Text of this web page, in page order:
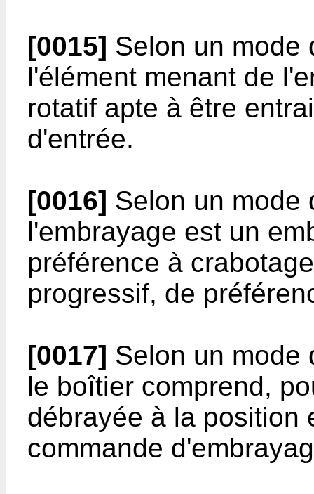
[0015] Selon un mode
l'élément menant de
rotatif apte à être
d'entrée.
[0016] Selon un mode
l'embrayage est un
préférence à
progressif, de
[0017] Selon un mode
le boîtier comprend,
débrayée à la position
commande